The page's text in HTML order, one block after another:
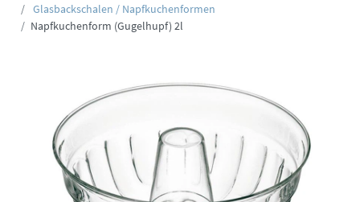
Glasbackschalen / Napfkuchenformen
Napfkuchenform (Gugelhupf) 2l